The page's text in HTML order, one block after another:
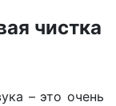
чистка
– это очень